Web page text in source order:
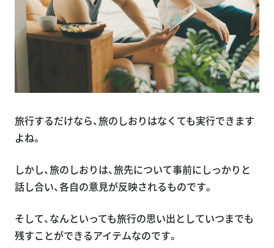
旅行するだけなら、旅のしおりはなくても実行できます
よね。
しかし、旅のしおりは、旅先について事前にしっかりと
話し合い、各自の意見が反映されるものです。
そして、なんといっても旅行の思い出としていつまでも
残すことができるアイテムなのです。